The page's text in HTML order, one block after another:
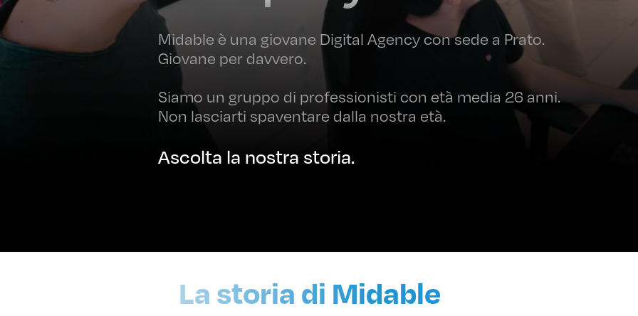
Midable è una giovane Digital Agency con sede a Prato.
Giovane per davvero.
Siamo un gruppo di professionisti con età media 26 anni.
Non lasciarti spaventare dalla nostra età.
Ascolta la nostra storia.
La storia di Midable